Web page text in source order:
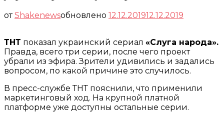
отShakenewsобновлено 12.12.201912.12.2019
ТНТ показал украинский сериал «Слуга народа».
Правда, всего три серии, после чего проект
убрали из эфира. Зрители удивились и задались
вопросом, по какой причине это случилось.
В пресс-службе ТНТ пояснили, что применили
маркетинговый ход. На крупной платной
платформе уже доступны остальные серии.